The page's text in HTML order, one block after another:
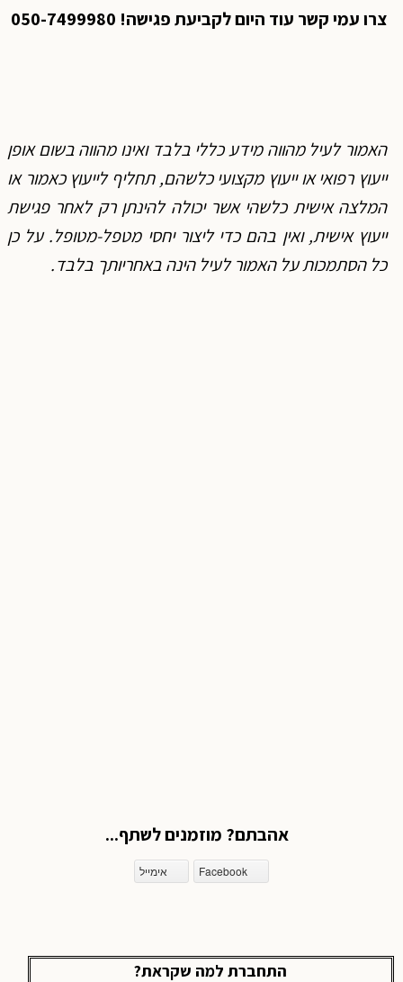
צרו עמי קשר עוד היום לקביעת פגישה! 050-7499980
האמור לעיל מהווה מידע כללי בלבד ואינו מהווה בשום אופן
ייעוץ רפואי או ייעוץ מקצועי כלשהם, תחליף לייעוץ כאמור או
המלצה אישית כלשהי אשר יכולה להינתן רק לאחר פגישת
ייעוץ אישית, ואין בהם כדי ליצור יחסי מטפל-מטופל. על כן
כל הסתמכות על האמור לעיל הינה באחריותך בלבד.
אהבתם? מוזמנים לשתף...
Facebook אימייל
התחברת למה שקראת?